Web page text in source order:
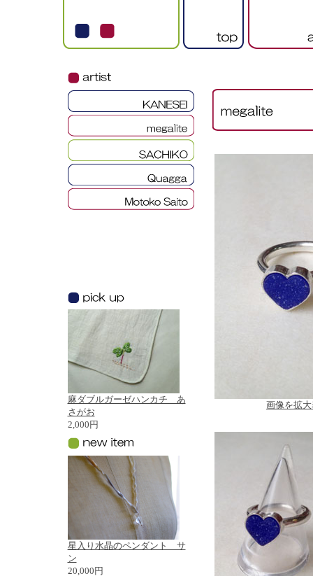
麻ダブルガーゼハンカチ あ
さがお
2,000円
星入り水晶のペンダント サ
ン
20,000円
画像を拡